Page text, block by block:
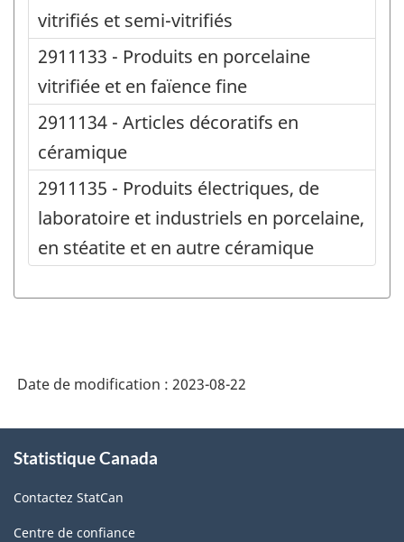
vitrifiés et semi-vitrifiés
2911133 - Produits en porcelaine
vitrifiée et en faïence fine
2911134 - Articles décoratifs en
céramique
2911135 - Produits électriques, de
laboratoire et industriels en porcelaine,
en stéatite et en autre céramique
Date de modification : 2023-08-22
propos
ce
site
Statistique Canada
Contactez StatCan
Centre de confiance